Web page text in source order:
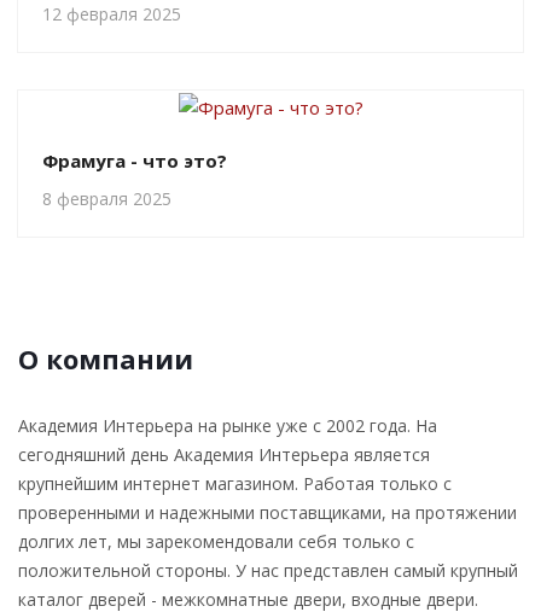
12 февраля 2025
Фрамуга - что это?
8 февраля 2025
О компании
Академия Интерьера на рынке уже с 2002 года. На
сегодняшний день Академия Интерьера является
крупнейшим интернет магазином. Работая только с
проверенными и надежными поставщиками, на протяжении
долгих лет, мы зарекомендовали себя только с
положительной стороны. У нас представлен самый крупный
каталог дверей - межкомнатные двери, входные двери.